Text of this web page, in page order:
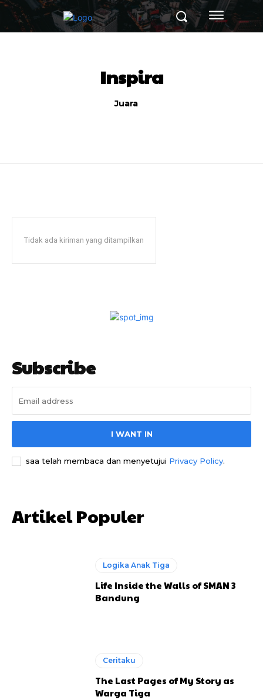
Inspira
Juara
Tidak ada kiriman yang ditampilkan
Subscribe
I WANT IN
saa telah membaca dan menyetujui Privacy Policy.
Artikel Populer
Logika Anak Tiga
Life Inside the Walls of SMAN 3
Bandung
Ceritaku
The Last Pages of My Story as
Warga Tiga